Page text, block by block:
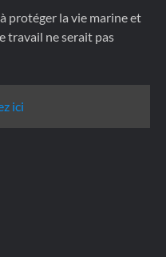
protéger la vie marine et
travail ne serait pas
ici